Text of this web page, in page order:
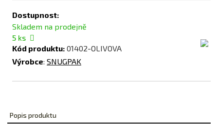
Dostupnost:
Skladem na prodejně
5 ks
Kód produktu: 01402-OLIVOVA
Výrobce: SNUGPAK
Popis produktu